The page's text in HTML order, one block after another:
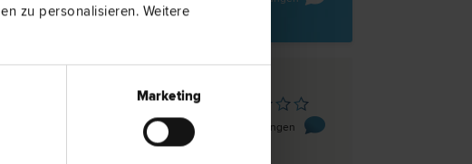
zu personalisieren. Weitere
Marketing
4490 Markt Sankt Florian
Leopold-Kotzmann-Straße 10 0 Bewertungen